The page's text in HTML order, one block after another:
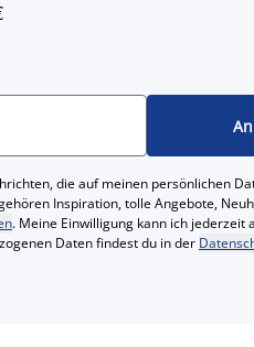
die auf meinen persönlichen
Inspiration, tolle Angebote,
. Meine Einwilligung kann ich jederzeit
Daten findest du in der